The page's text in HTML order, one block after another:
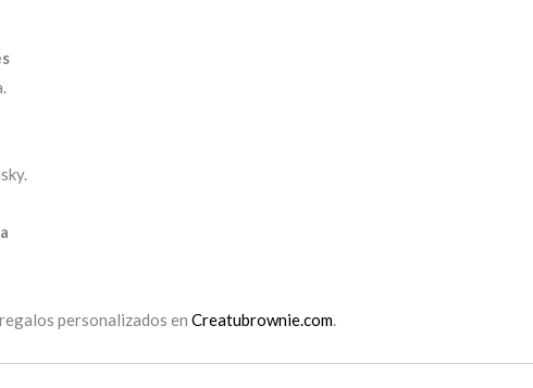
personalizados en Creatubrownie.com